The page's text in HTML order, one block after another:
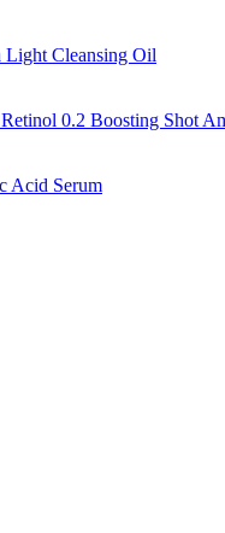
Light Cleansing Oil
0.2 Boosting Shot
Acid Serum